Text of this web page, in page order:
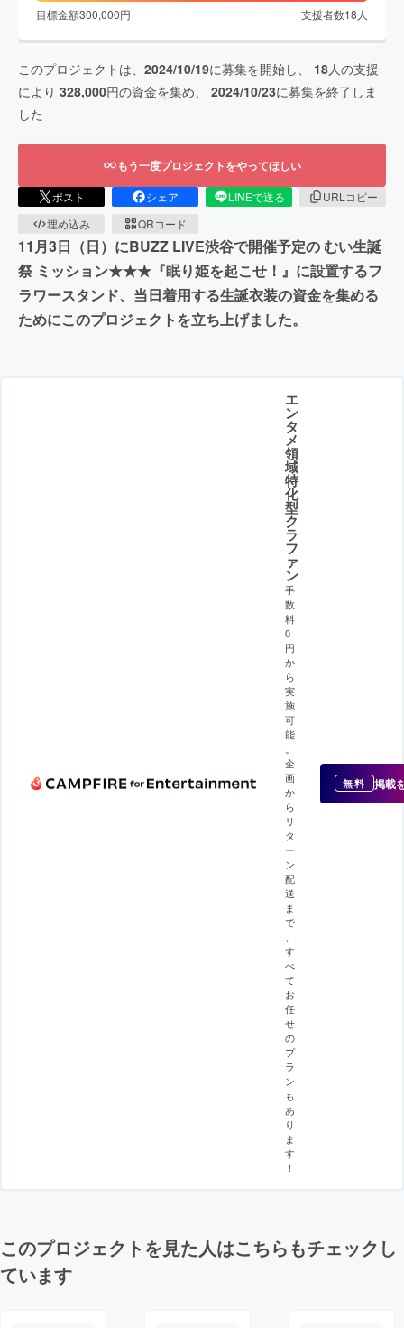
目標金額300,000円 支援者数18 人
このプロジェクトは、 2024/10/19に募集を開始し、 18人の支援
により 328,000円の資金を集め、 2024/10/23に募集を終了しま
した
もう一度プロジェクトをやってほしい
ポスト シェア LINEで送る
URLコピー
埋め込み
QRコード
11月3日（日）にBUZZ LIVE渋谷で開催予定の むい生誕
祭 ミッション★★★『眠り姫を起こせ！』に設置するフ
ラワースタンド、当日着用する生誕衣装の資金を集める
ためにこのプロジェクトを立ち上げました。
エ
ン
タ
メ
領
域
特
化
型
ク
ラ
フ
ァ
ン
手
数
料
0
円
か
ら
実
施
可
能
企
画
か
ら
リ
タ
ー
ン
配
送
ま
で
す
べ
て
お
任
せ
の
プ
ラ
ン
も
あ
り
ま
す
！
無料 掲載
このプロジェクトを見た人はこちらもチェックし
ています